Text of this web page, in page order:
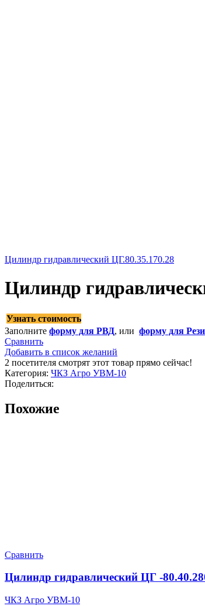
Цилиндр гидравлический ЦГ.80.35.170.28
Цилиндр
Узнать стоимость
Заполните форму для РВД, или форму для
Сравнить
Добавить в список желаний
2 посетителя смотрят этот товар прямо сейчас!
Категория: ЧКЗ Агро УВМ-10
Поделиться:
Похожие
Сравнить
Цилиндр гидравлический ЦГ -
ЧКЗ Агро УВМ-10